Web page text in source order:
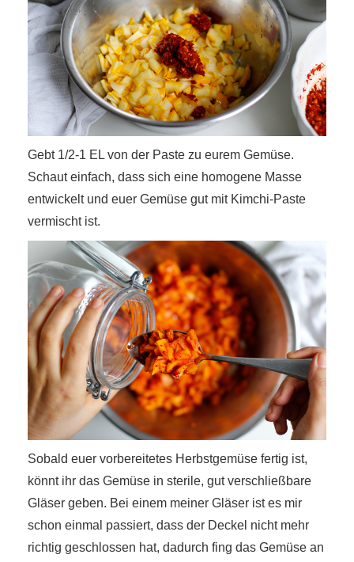
Gebt 1/2-1 EL von der Paste zu eurem Gemüse.
Schaut einfach, dass sich eine homogene Masse
entwickelt und euer Gemüse gut mit Kimchi-Paste
vermischt ist.
Sobald euer vorbereitetes Herbstgemüse fertig ist,
könnt ihr das Gemüse in sterile, gut verschließbare
Gläser geben. Bei einem meiner Gläser ist es mir
schon einmal passiert, dass der Deckel nicht mehr
richtig geschlossen hat, dadurch fing das Gemüse an